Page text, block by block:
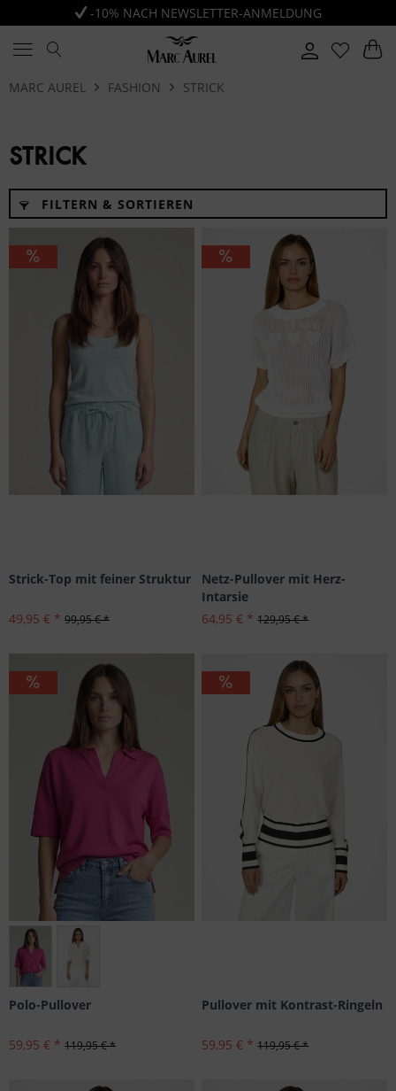
-10% NACH NEWSLETTER-ANMELDUNG
MARC AUREL FASHION STRICK
STRICK
FILTERN & SORTIEREN
Strick-Top mit feiner Struktur
49,95 € * 99,95 € *
Netz-Pullover mit Herz-
Intarsie
64,95 € * 129,95 € *
Größen: 34, 36, 42, 44
Polo-Pullover
59,95 € * 119,95 € *
Pullover mit Kontrast-Ringeln
59,95 € * 119,95 € *